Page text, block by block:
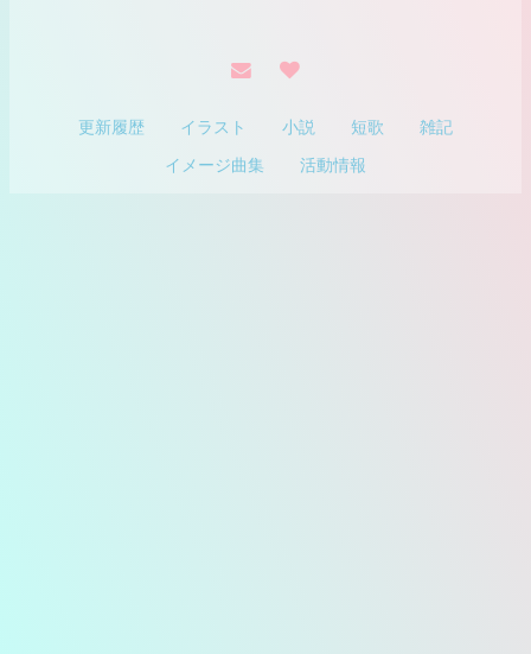
更新履歴 イラスト 小説 短歌
雑記
イメージ曲集
活動情報